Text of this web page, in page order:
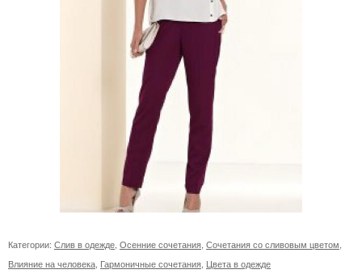
Категории: Слив в одежде Осенние сочетания Сочетания со сливовым цветом
Влияние на человека Гармоничные сочетания Цвета в одежде